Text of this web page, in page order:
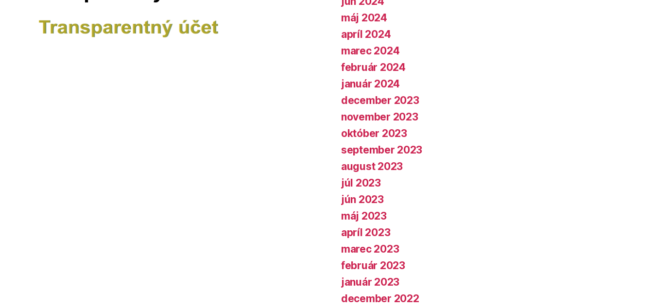
máj 2024
apríl 2024
marec 2024
február 2024
január 2024
december 2023
november 2023
október 2023
september 2023
august 2023
júl 2023
jún 2023
máj 2023
apríl 2023
marec 2023
február 2023
január 2023
december 2022